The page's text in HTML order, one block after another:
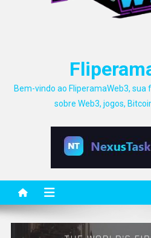
Bem-vindo ao FliperamaWeb3,
sobre Web3, jogos,